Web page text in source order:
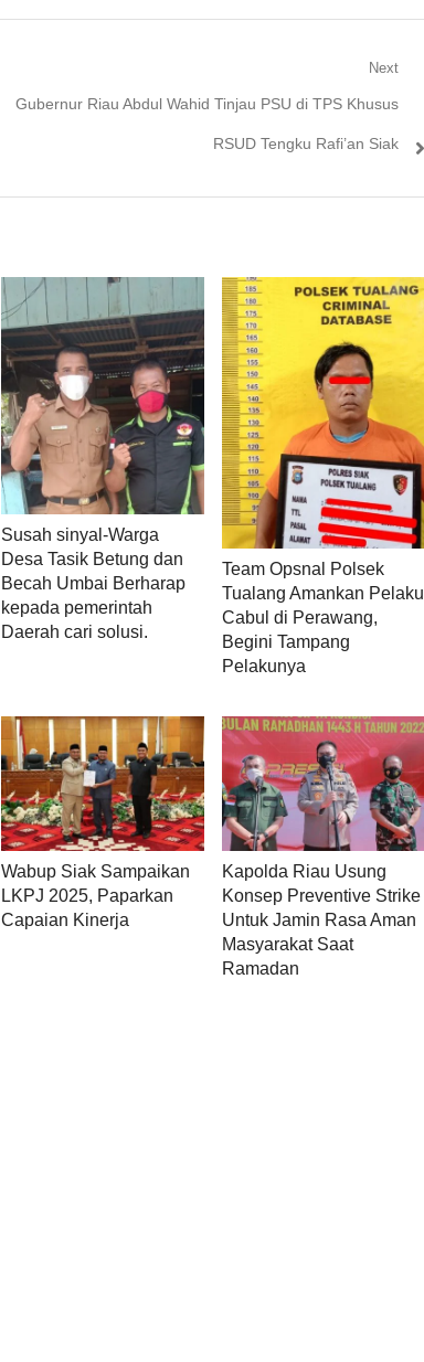
Next
Next
Gubernur Riau Abdul Wahid Tinjau PSU di TPS Khusus
RSUD Tengku Rafi’an Siak
Susah sinyal-Warga
Desa Tasik Betung dan
Becah Umbai Berharap
kepada pemerintah
Daerah cari solusi.
Team Opsnal Polsek
Tualang Amankan Pelaku
Cabul di Perawang,
Begini Tampang
Pelakunya
Wabup Siak Sampaikan
LKPJ 2025, Paparkan
Capaian Kinerja
Kapolda Riau Usung
Konsep Preventive Strike
Untuk Jamin Rasa Aman
Masyarakat Saat
Ramadan